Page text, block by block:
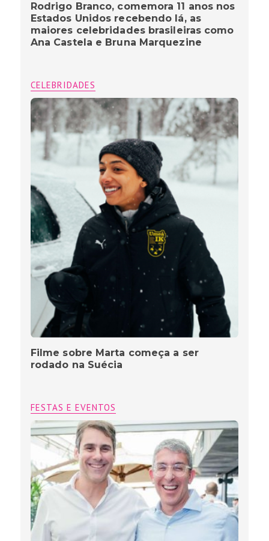
Rodrigo Branco, comemora 11 anos nos
Estados Unidos recebendo lá, as
maiores celebridades brasileiras como
Ana Castela e Bruna Marquezine
CELEBRIDADES
Filme sobre Marta começa a ser
rodado na Suécia
FESTAS E EVENTOS